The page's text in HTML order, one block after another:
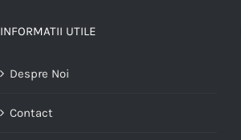
INFORMATII UTILE
Despre Noi
Contact